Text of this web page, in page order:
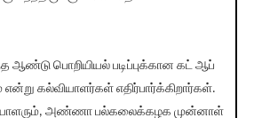
பொறியியல் படிப்புக்கான கட் ஆப்
கல்வியாளர்கள் எதிர்பார்க்கிறார்கள்.
அண்ணா பல்கலைக்கழக முன்னாள்